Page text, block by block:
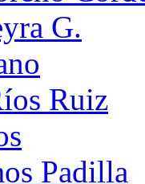
G.
Ruiz
Padilla